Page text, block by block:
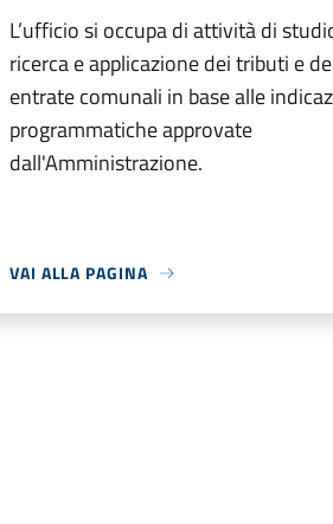
L’ufficio si occupa di attività di
ricerca e applicazione dei tributi e
entrate comunali in base alle
programmatiche approvate
dall'Amministrazione.
VAI ALLA PAGINA